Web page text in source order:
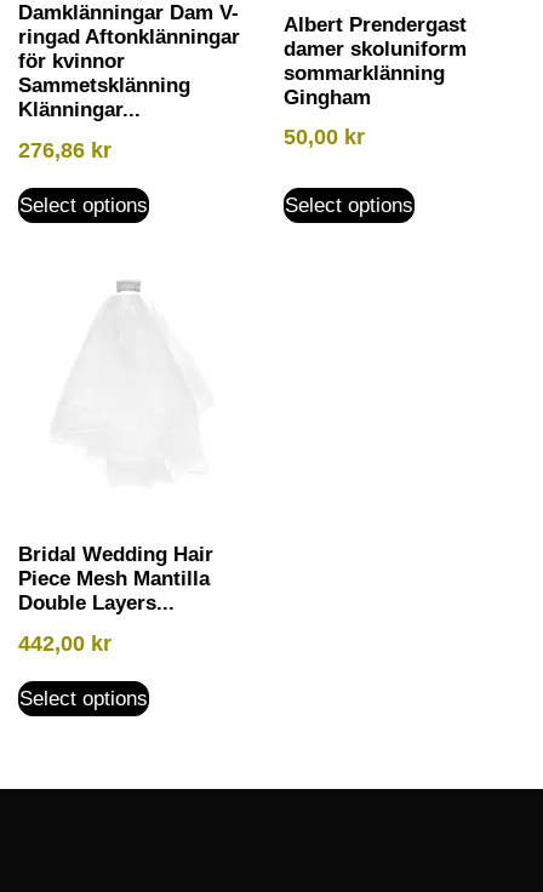
Damklänningar Dam V-
ringad Aftonklänningar
för kvinnor
Sammetsklänning
Klänningar...
276,86 kr
Select options
Albert Prendergast
damer skoluniform
sommarklänning
Gingham
50,00 kr
Select options
Bridal Wedding Hair
Piece Mesh Mantilla
Double Layers...
442,00 kr
Select options